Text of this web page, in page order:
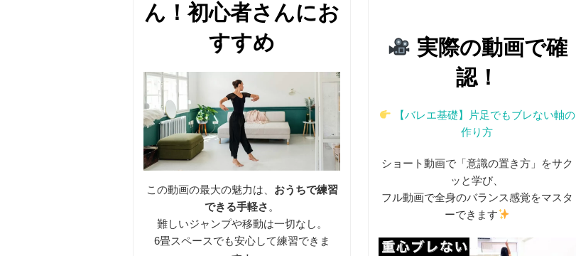
ん！初心者さんにお
すすめ
この動画の最大の魅力は、 おうちで練習
できる手軽さ 。
難しいジャンプや移動は一切なし。
6畳スペースでも安心して練習できま
実際の動画で確
認！
【バレエ基礎】片足でもブレない軸の
作り方
ショート動画で「意識の置き方」をサク
ッと学び、
フル動画で全身のバランス感覚をマスタ
ーできます